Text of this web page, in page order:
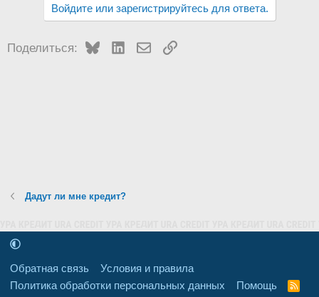
Войдите или зарегистрируйтесь для ответа.
Поделиться: BlueskyLinkedInЭлектронная почта
Ссылка
Дадут ли мне кредит?
Обратная связь
Условия и правила
Политика обработки персональных данных
Помощь
R